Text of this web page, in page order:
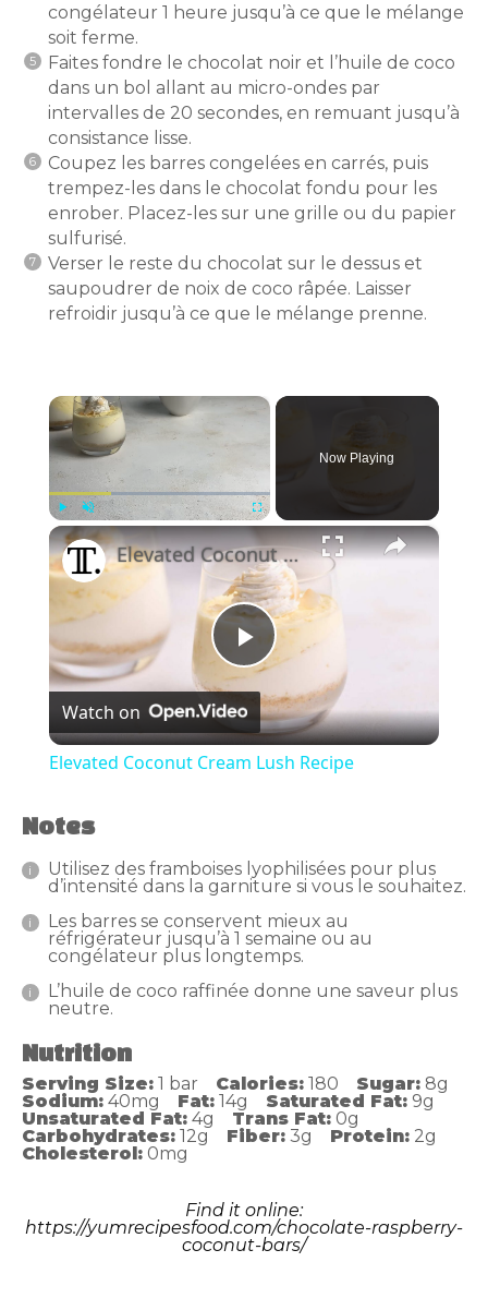
congélateur 1 heure jusqu’à ce que le mélange
soit ferme.
Faites fondre le chocolat noir et l’huile de coco
dans un bol allant au micro-ondes par
intervalles de 20 secondes, en remuant jusqu’à
consistance lisse.
Coupez les barres congelées en carrés, puis
trempez-les dans le chocolat fondu pour les
enrober. Placez-les sur une grille ou du papier
sulfurisé.
Verser le reste du chocolat sur le dessus et
saupoudrer de noix de coco râpée. Laisser
refroidir jusqu’à ce que le mélange prenne.
×
Unmute
Now Playing
×
Play
Video
Elevated Coconut Cream Lush Recipe
Watch on
Elevated Coconut Cream Lush Recipe
Notes
Utilisez des framboises lyophilisées pour plus
d’intensité dans la garniture si vous le souhaitez.
Les barres se conservent mieux au
réfrigérateur jusqu’à 1 semaine ou au
congélateur plus longtemps.
L’huile de coco raffinée donne une saveur plus
neutre.
Nutrition
Serving Size: 1 bar Calories: 180 Sugar: 8g
Sodium: 40mg Fat: 14g Saturated Fat: 9g
Unsaturated Fat: 4g Trans Fat: 0g
Carbohydrates: 12g Fiber: 3g Protein: 2g
Cholesterol: 0mg
Find it online:
https://yumrecipesfood.com/chocolate-raspberry-
coconut-bars/